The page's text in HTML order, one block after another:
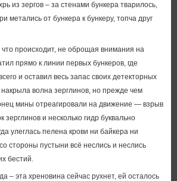
из зергов – за стенами бункера тварилось,
метались от бункера к бункеру, топча друг
происходит, не оброщая внимания на
прямо к линии первых бункеров, где
и оставил весь запас своих детекторных
волна зерглинов, но прежде чем
мины отреагировали на движение — взрыв
и несколько гидр буквально
улеглась пелена крови ни байкера ни
стороны пустыни всё неслись и неслись
бестий.
– эта хреновина сейчас рухнет, ей осталось